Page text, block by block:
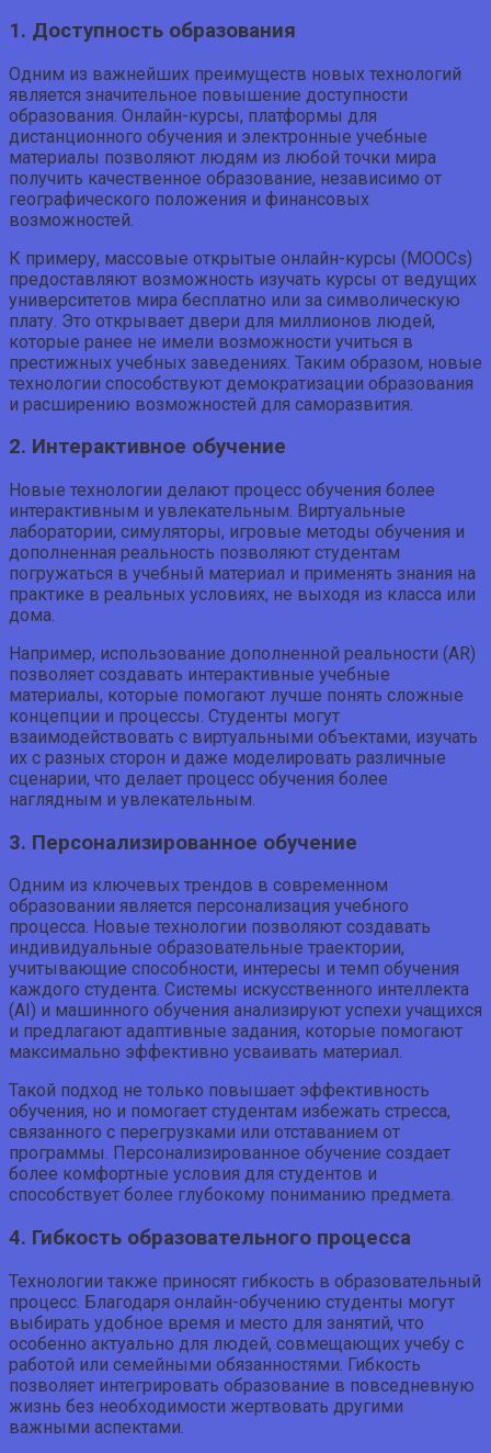
1. Доступность образования
Одним из важнейших преимуществ новых технологий
является значительное повышение доступности
образования. Онлайн-курсы, платформы для
дистанционного обучения и электронные учебные
материалы позволяют людям из любой точки мира
получить качественное образование, независимо от
географического положения и финансовых
возможностей.
К примеру, массовые открытые онлайн-курсы (MOOCs)
предоставляют возможность изучать курсы от ведущих
университетов мира бесплатно или за символическую
плату. Это открывает двери для миллионов людей,
которые ранее не имели возможности учиться в
престижных учебных заведениях. Таким образом, новые
технологии способствуют демократизации образования
и расширению возможностей для саморазвития.
2. Интерактивное обучение
Новые технологии делают процесс обучения более
интерактивным и увлекательным. Виртуальные
лаборатории, симуляторы, игровые методы обучения и
дополненная реальность позволяют студентам
погружаться в учебный материал и применять знания на
практике в реальных условиях, не выходя из класса или
дома.
Например, использование дополненной реальности (AR)
позволяет создавать интерактивные учебные
материалы, которые помогают лучше понять сложные
концепции и процессы. Студенты могут
взаимодействовать с виртуальными объектами, изучать
их с разных сторон и даже моделировать различные
сценарии, что делает процесс обучения более
наглядным и увлекательным.
3. Персонализированное обучение
Одним из ключевых трендов в современном
образовании является персонализация учебного
процесса. Новые технологии позволяют создавать
индивидуальные образовательные траектории,
учитывающие способности, интересы и темп обучения
каждого студента. Системы искусственного интеллекта
(AI) и машинного обучения анализируют успехи учащихся
и предлагают адаптивные задания, которые помогают
максимально эффективно усваивать материал.
Такой подход не только повышает эффективность
обучения, но и помогает студентам избежать стресса,
связанного с перегрузками или отставанием от
программы. Персонализированное обучение создает
более комфортные условия для студентов и
способствует более глубокому пониманию предмета.
4. Гибкость образовательного процесса
Технологии также приносят гибкость в образовательный
процесс. Благодаря онлайн-обучению студенты могут
выбирать удобное время и место для занятий, что
особенно актуально для людей, совмещающих учебу с
работой или семейными обязанностями. Гибкость
позволяет интегрировать образование в повседневную
жизнь без необходимости жертвовать другими
важными аспектами.